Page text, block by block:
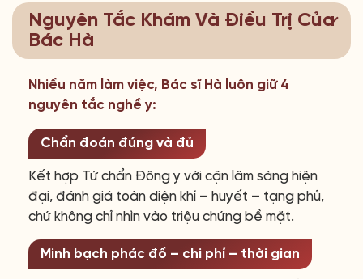
Nguyên Tắc Khám Và Điều Trị Của
Bác Hà
Nhiều năm làm việc, Bác sĩ Hà luôn giữ 4
nguyên tắc nghề y:
Chẩn đoán đúng và đủ
Kết hợp Tứ chẩn Đông y với cận lâm sàng hiện
đại, đánh giá toàn diện khí – huyết – tạng phủ,
chứ không chỉ nhìn vào triệu chứng bề mặt.
Minh bạch phác đồ – chi phí – thời gian